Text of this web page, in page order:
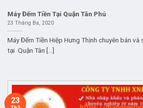
Máy Đếm Tiền Tại Quận Tân Phú
23 Tháng Ba, 2020
Máy Đếm Tiền Hiệp Hưng Thịnh chuyên bán và
tại Quận Tân [...]
23